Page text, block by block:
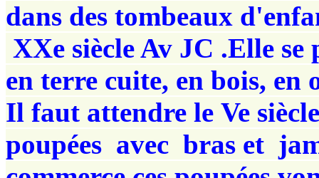
dans des tombeaux
XXe siècle Av JC .Elle se
en terre cuite, en bois, en
Il faut attendre le Ve
poupées avec bras et